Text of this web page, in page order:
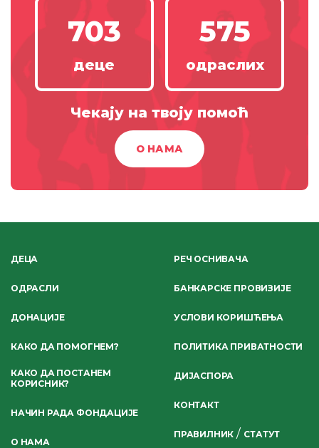
703
деце
575
одраслих
Чекају на твоју помоћ
О НАМА
ДЕЦА
ОДРАСЛИ
ДОНАЦИЈЕ
КАКО ДА ПОМОГНЕМ?
КАКО ДА ПОСТАНЕМ
КОРИСНИК?
НАЧИН РАДА ФОНДАЦИЈЕ
О НАМА
РЕЧ ОСНИВАЧА
БАНКАРСКЕ ПРОВИЗИЈЕ
УСЛОВИ КОРИШЋЕЊА
ПОЛИТИКА ПРИВАТНОСТИ
ДИЈАСПОРА
КОНТАКТ
ПРАВИЛНИК / СТАТУТ